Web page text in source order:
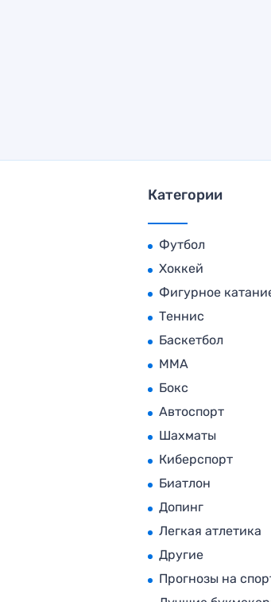
Категории
Футбол
Хоккей
Фигурное
Теннис
Баскетбол
MMA
Бокс
Автоспорт
Шахматы
Киберспорт
Биатлон
Допинг
Легкая атлетика
Другие
Прогнозы на